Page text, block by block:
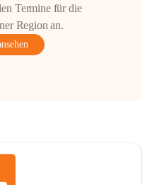
Termine für die
Region an.